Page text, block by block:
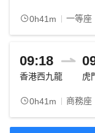
0h41m 一等座
09:18
香港西九龍 虎
0h41m 商務座